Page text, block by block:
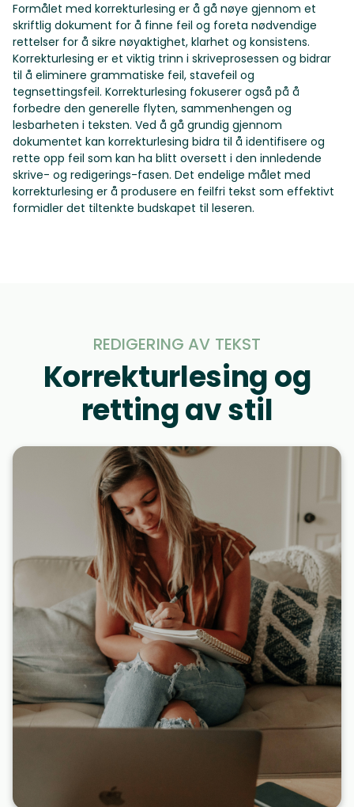
Formålet med korrekturlesing er å gå nøye gjennom et
skriftlig dokument for å finne feil og foreta nødvendige
rettelser for å sikre nøyaktighet, klarhet og konsistens.
Korrekturlesing er et viktig trinn i skriveprosessen og bidrar
til å eliminere grammatiske feil, stavefeil og
tegnsettingsfeil. Korrekturlesing fokuserer også på å
forbedre den generelle flyten, sammenhengen og
lesbarheten i teksten. Ved å gå grundig gjennom
dokumentet kan korrekturlesing bidra til å identifisere og
rette opp feil som kan ha blitt oversett i den innledende
skrive- og redigerings-fasen. Det endelige målet med
korrekturlesing er å produsere en feilfri tekst som effektivt
formidler det tiltenkte budskapet til leseren.
REDIGERING AV TEKST
Korrekturlesing og
retting av stil